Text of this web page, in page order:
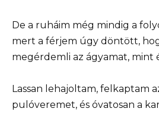
De a ruháim még mindig a
mert a férjem úgy döntött,
megérdemli az ágyamat, mint
Lassan lehajoltam, felkaptam
pulóveremet, és óvatosan a